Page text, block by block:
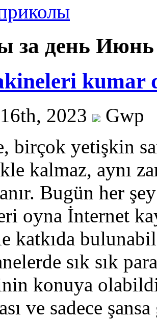
за день Июнь
kumar
2023
Gwp
birçok yetişkin
kalmaz, aynı
Bugün her
oyna İnternet
katkıda
sık sık
konuya
ve sadece